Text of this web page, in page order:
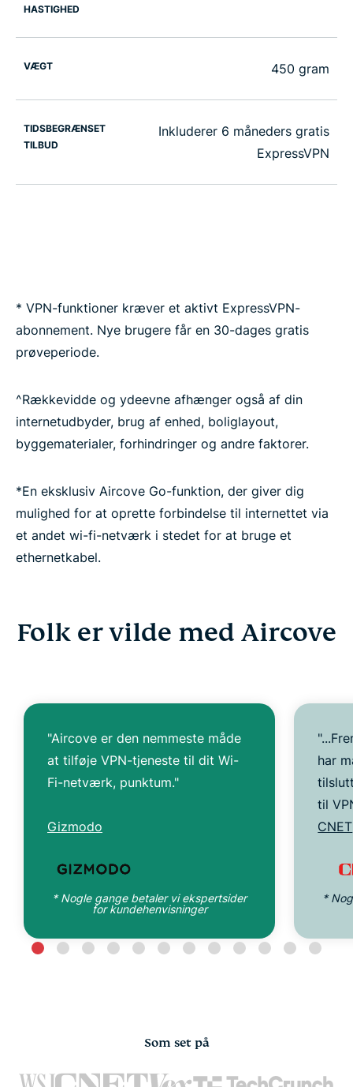
HASTIGHED
VÆGT 450 gram
TIDSBEGRÆNSET
TILBUD
Inkluderer 6 måneders gratis
ExpressVPN
* VPN-funktioner kræver et aktivt ExpressVPN-
abonnement. Nye brugere får en 30-dages gratis
prøveperiode.
^Rækkevidde og ydeevne afhænger også af din
internetudbyder, brug af enhed, boliglayout,
byggematerialer, forhindringer og andre faktorer.
*En eksklusiv Aircove Go-funktion, der giver dig
mulighed for at oprette forbindelse til internettet via
et andet wi-fi-netværk i stedet for at bruge et
ethernetkabel.
Folk er vilde med Aircove
"Aircove er den nemmeste måde
at tilføje VPN-tjeneste til dit Wi-
Fi-netværk, punktum."
Gizmodo
* Nogle gange betaler vi ekspertsider
for kundehenvisninger
har
til
CNET
*
Som set på